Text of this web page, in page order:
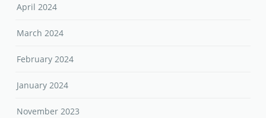
April 2024
March 2024
February 2024
January 2024
November 2023